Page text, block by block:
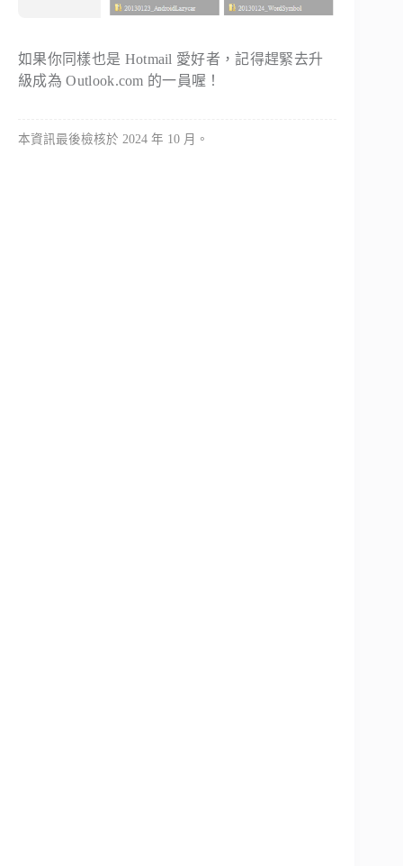
如果你同樣也是 Hotmail 愛好者，記得趕緊去升
級成為 Outlook.com 的一員喔！
本資訊最後檢核於 2024 年 10 月。